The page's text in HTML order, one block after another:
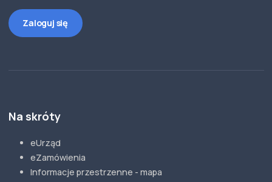
Zaloguj się
Na skróty
eUrząd
eZamówienia
Informacje przestrzenne - mapa